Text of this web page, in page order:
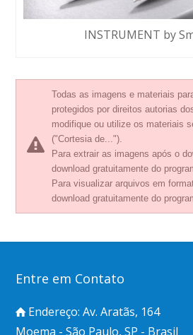
INSTRUMENT by
Todas as imagens e materiais
protegidos por direitos autorias
modifique ou utilize os materiais
("Cortesia de...").
Para extrair as imagens após o
download gratuitamente do
Para visualizar arquivos em
download gratuitamente do
Entre em Contato
Endereço: Av. Aratãs, 164
Moema - São Paulo, SP - Brasil